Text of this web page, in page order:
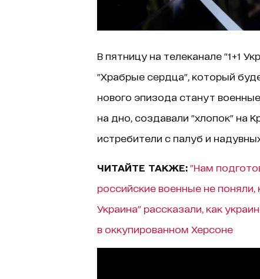
В пятницу на телеканале "1+1
"Храбрые сердца", который
нового эпизода станут
на дно, создавали "хлопок" на
истребители с палуб и
ЧИТАЙТЕ ТАКЖЕ: "Нам
российские военные не поняли,
Украина" рассказали, как
в оккупированном Херсоне